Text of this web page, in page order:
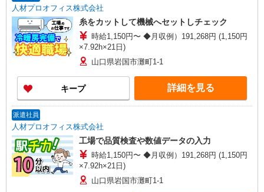
人材プロオフィス株式会社
糸をカットして機械へセットしチェック
時給1,150円〜 ◆月収例）191,268円 (1,150円
×7.92h×21日)
山口県岩国市灘町1-1
キープ 詳細を見る
派遣社員
人材プロオフィス株式会社
工場で品質検査や数値データの入力
時給1,150円〜 ◆月収例）191,268円 (1,150円
×7.92h×21日)
山口県岩国市灘町1-1